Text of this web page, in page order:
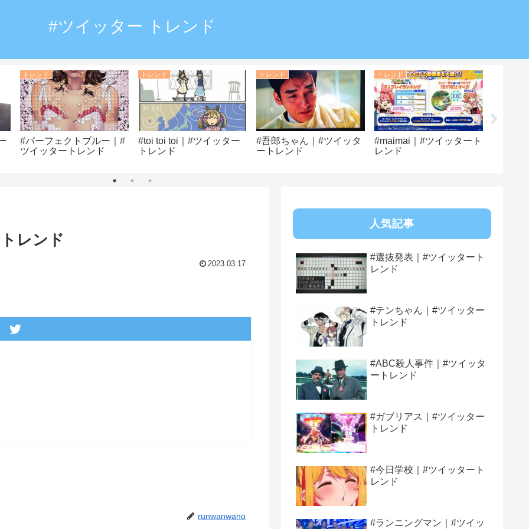
#ツイッター トレンド
トレンド
#パーフェクトブルー｜#
ツイッタートレンド
トレンド
#toi toi toi｜#ツイッター
トレンド
トレンド
#吾郎ちゃん｜#ツイッタ
ートレンド
トレンド
#maimai｜#ツイッタート
レンド
レンド
2023.03.17
runwanwano
人気記事
#選抜発表｜#ツイッタート
レンド
#テンちゃん｜#ツイッター
トレンド
#ABC殺人事件｜#ツイッタ
ートレンド
#ガブリアス｜#ツイッター
トレンド
#今日学校｜#ツイッタート
レンド
#ランニングマン｜#ツイッ